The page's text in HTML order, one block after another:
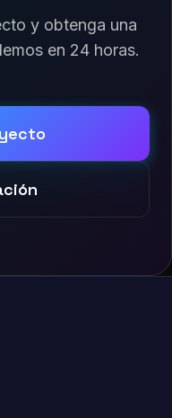
y obtenga una
en 24 horas.